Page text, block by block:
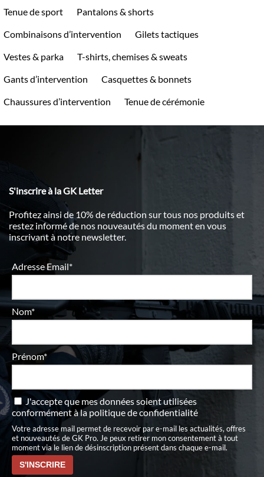
Tenue de sport
Pantalons & shorts
Combinaisons d’intervention
Gilets tactiques
Vestes & parka
T-shirts, chemises & sweats
Gants d’intervention
Casquettes & bonnets
Chaussures d’intervention
Tenue de cérémonie
S'inscrire à la GK Letter
Profitez ainsi de 10% de réduction sur tous nos produits et
restez informé de nos nouveautés du moment en vous
inscrivant à notre newsletter.
Adresse Email*
Nom*
Prénom*
J'accepte que mes données soient utilisées
conformément àla politique de confidentialité
Votre adresse mail permet de recevoir par e-mail les actualités, offres
et nouveautés de GK Pro. Je peux retirer mon consentement à tout
moment via le lien de désinscription présent dans chaque e-mail.